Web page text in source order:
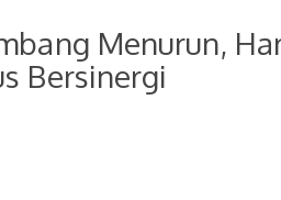
Menurun,
Bersinergi